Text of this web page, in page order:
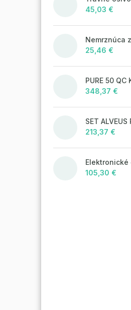
45,03 €
25,46 €
348,37 €
213,37 €
105,30 €